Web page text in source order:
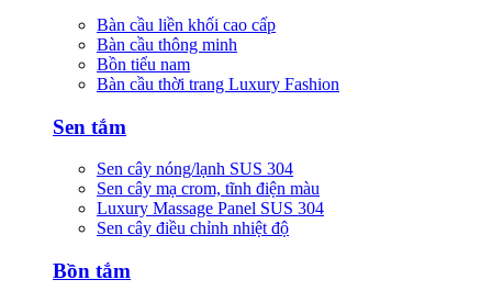
Bàn cầu liền khối cao cấp
Bàn cầu thông minh
Bồn tiểu nam
Bàn cầu thời trang Luxury Fashion
Sen tắm
Sen cây nóng/lạnh SUS 304
Sen cây mạ crom, tĩnh điện màu
Luxury Massage Panel SUS 304
Sen cây điều chỉnh nhiệt độ
Bồn tắm